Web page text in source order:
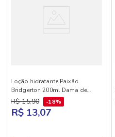
Loção hidratante Paixão
Bridgerton 200ml Dama de
Prata
R$ 15,90 18%
R$ 13,07